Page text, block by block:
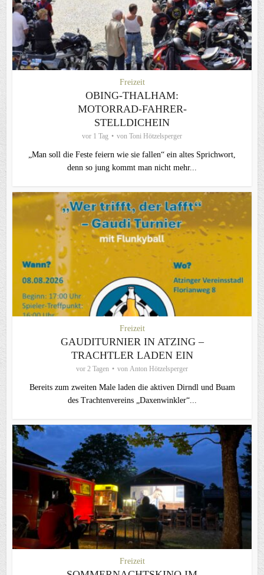
Freizeit
OBING-THALHAM:
MOTORRAD-FAHRER-
STELLDICHEIN
vor 1 Tag von Toni Hötzelsperger
„Man soll die Feste feiern wie sie fallen“ ein altes Sprichwort,
denn so jung kommt man nicht mehr...
Freizeit
GAUDITURNIER IN ATZING –
TRACHTLER LADEN EIN
vor 2 Tagen von Anton Hötzelsperger
Bereits zum zweiten Male laden die aktiven Dirndl und Buam
des Trachtenvereins „Daxenwinkler“...
Freizeit